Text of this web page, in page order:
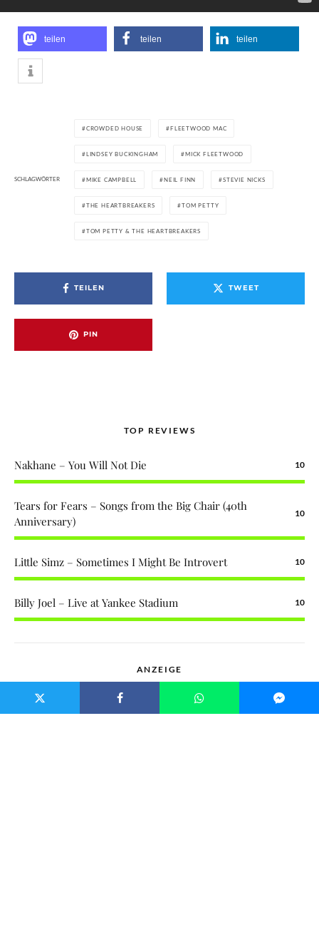
teilen teilen teilen
SCHLAGWÖRTER
CROWDED HOUSE FLEETWOOD MAC
LINDSEY BUCKINGHAM MICK FLEETWOOD
MIKE CAMPBELL NEIL FINN STEVIE NICKS
THE HEARTBREAKERS TOM PETTY
TOM PETTY & THE HEARTBREAKERS
TEILEN TWEET
PIN
TOP REVIEWS
Nakhane – You Will Not Die 10
Tears for Fears – Songs from the Big Chair (40th
Anniversary)
10
Little Simz – Sometimes I Might Be Introvert 10
Billy Joel – Live at Yankee Stadium 10
ANZEIGE